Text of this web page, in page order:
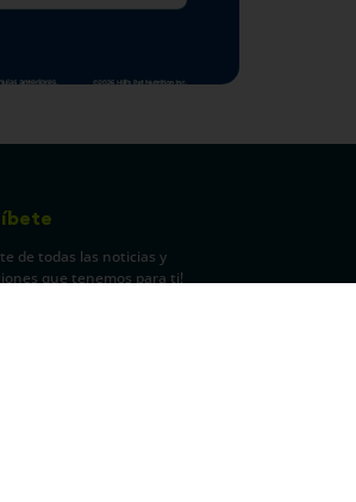
de todas las noticias y
que tenemos para ti!